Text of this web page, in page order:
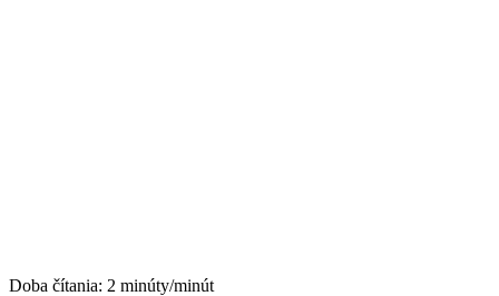
Doba čítania: 2 minúty/minút